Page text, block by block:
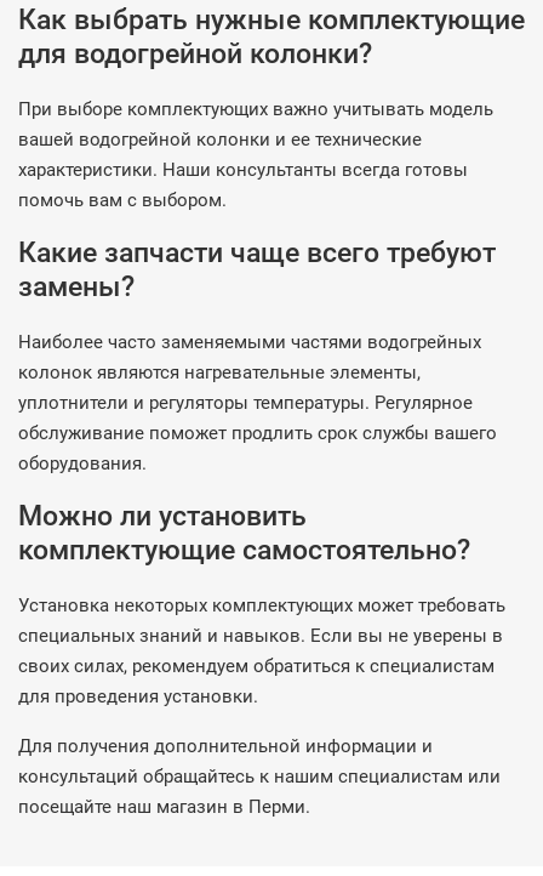
Как выбрать нужные комплектующие
для водогрейной колонки?
При выборе комплектующих важно учитывать модель
вашей водогрейной колонки и ее технические
характеристики. Наши консультанты всегда готовы
помочь вам с выбором.
Какие запчасти чаще всего требуют
замены?
Наиболее часто заменяемыми частями водогрейных
колонок являются нагревательные элементы,
уплотнители и регуляторы температуры. Регулярное
обслуживание поможет продлить срок службы вашего
оборудования.
Можно ли установить
комплектующие самостоятельно?
Установка некоторых комплектующих может требовать
специальных знаний и навыков. Если вы не уверены в
своих силах, рекомендуем обратиться к специалистам
для проведения установки.
Для получения дополнительной информации и
консультаций обращайтесь к нашим специалистам или
посещайте наш магазин в Перми.